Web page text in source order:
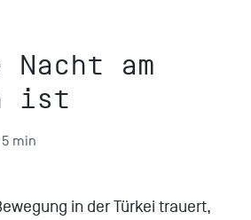
Nacht am
ist
min
in der Türkei trauert,